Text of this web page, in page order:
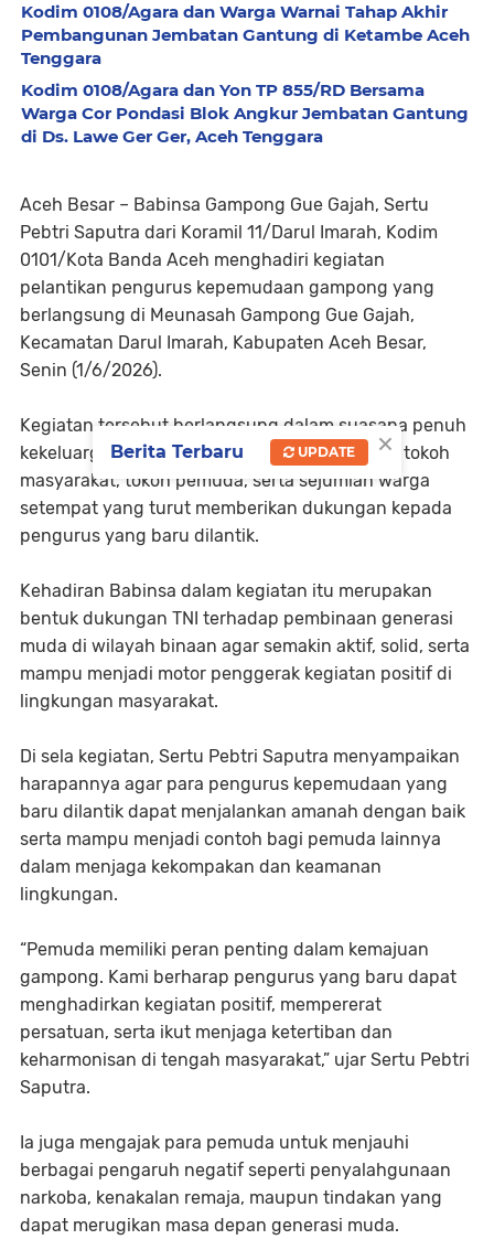
Kodim 0108/Agara dan Warga Warnai Tahap Akhir
Pembangunan Jembatan Gantung di Ketambe Aceh
Tenggara
Kodim 0108/Agara dan Yon TP 855/RD Bersama
Warga Cor Pondasi Blok Angkur Jembatan Gantung
di Ds. Lawe Ger Ger, Aceh Tenggara
Aceh Besar – Babinsa Gampong Gue Gajah, Sertu
Pebtri Saputra dari Koramil 11/Darul Imarah, Kodim
0101/Kota Banda Aceh menghadiri kegiatan
pelantikan pengurus kepemudaan gampong yang
berlangsung di Meunasah Gampong Gue Gajah,
Kecamatan Darul Imarah, Kabupaten Aceh Besar,
Senin (1/6/2026).
Kegiatan tersebut berlangsung dalam suasana penuh
kekeluargaan dan dihadiri aparatur gampong, tokoh
masyarakat, tokoh pemuda, serta sejumlah warga
setempat yang turut memberikan dukungan kepada
pengurus yang baru dilantik.
Kehadiran Babinsa dalam kegiatan itu merupakan
bentuk dukungan TNI terhadap pembinaan generasi
muda di wilayah binaan agar semakin aktif, solid, serta
mampu menjadi motor penggerak kegiatan positif di
lingkungan masyarakat.
Di sela kegiatan, Sertu Pebtri Saputra menyampaikan
harapannya agar para pengurus kepemudaan yang
baru dilantik dapat menjalankan amanah dengan baik
serta mampu menjadi contoh bagi pemuda lainnya
dalam menjaga kekompakan dan keamanan
lingkungan.
“Pemuda memiliki peran penting dalam kemajuan
gampong. Kami berharap pengurus yang baru dapat
menghadirkan kegiatan positif, mempererat
persatuan, serta ikut menjaga ketertiban dan
keharmonisan di tengah masyarakat,” ujar Sertu Pebtri
Saputra.
Ia juga mengajak para pemuda untuk menjauhi
berbagai pengaruh negatif seperti penyalahgunaan
narkoba, kenakalan remaja, maupun tindakan yang
dapat merugikan masa depan generasi muda.
×
Berita Terbaru UPDATE